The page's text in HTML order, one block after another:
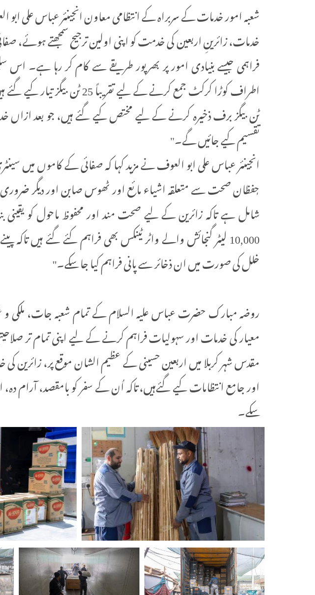
شعبہ امور خدمات کے سربراہ کے انتظامی معاون انجینئر عباس علی
خدمات، زائرینِ اربعین کی خدمت کو اپنی اولین ترجیح سمجھتے ہوئے،
فراہمی جیسے بنیادی امور پر بھرپور طریقے سے کام کر رہا ہے۔
ٹن بیگز برف ذخیرہ کرنے کے لیے مختص کیے گئے ہیں، جو بعد ازاں
تقسیم کیے جائیں گے۔"
انجینئر عباس علی ابو العوف نے مزید کہا کہ صفائی کے کاموں میں
حٖفظان صحت سے متعلقہ اشیاء مائع اور ٹھوس صابن اور دیگر
شامل ہے تاکہ زائرین کے لیے صحت مند اور محفوظ ماحول کو یقینی
10,000 لیٹر گنجائش والے واٹر ٹینکس بھی فراہم کئے گئے ہیں تاکہ
خلل کی صورت میں ان ذخائر سے پانی فراہم کیا جا سکے۔"
روضہ مبارک حضرت عباس علیہ السلام کے تمام شعبہ جات، ملکی و
معیار کی خدمات اور سہولیات فراہم کرنے کے لیے اپنی تمام تر
مقدس شہر کربلا میں اربعین حسینی کے عظیم الشان موقع پر،
اور جامع انتظامات کیے گئےہیں، تاکہ اُن کے سفر کو بامقصد، آرام دہ،
سکے۔